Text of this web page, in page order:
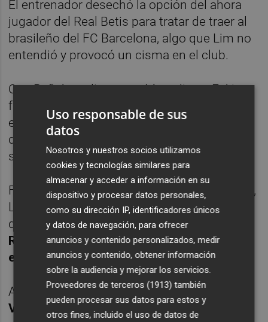
El entrenador desechó la opción del ahora
jugador del Real Betis para tratar de traer al
brasileño del FC Barcelona, algo que Lim no
entendió y provocó un cisma en el club.
Que Rafinha valiera para Marcelino y Fekir
fuera un "problema" por las lesiones no
entraba en la cabeza del máximo accionista,
que apoyado por Mendes trataba de 'hacer
sus pinitos' en la confección de la plantilla.
Finalmente se descartó el fichaje de Rafinha,
Lim despidió a Marcelino y el tiempo ha
dado algo más de razón al singapurense.
Rafinha se ha perdido 5 partidos por lesión
esta temporada en la liga y Fekir tres
Al final Rafinha no viste la camiseta del
Valencia CF, por cerca que pareciera hace
Uso responsable de sus
datos
Nosotros y nuestros socios utilizamos
cookies y tecnologías similares para
almacenar y acceder a información en su
dispositivo y procesar datos personales,
como su dirección IP, identificadores únicos
y datos de navegación, para ofrecer
anuncios y contenido personalizados, medir
anuncios y contenido, obtener información
sobre la audiencia y mejorar los servicios.
Proveedores de terceros (1913) también
pueden procesar sus datos para estos y
otros fines, incluido el uso de datos de